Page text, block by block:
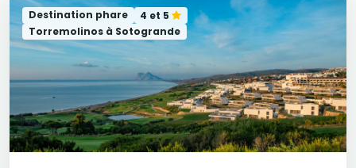
Destination phare
4 et 5
Torremolinos à Sotogrande